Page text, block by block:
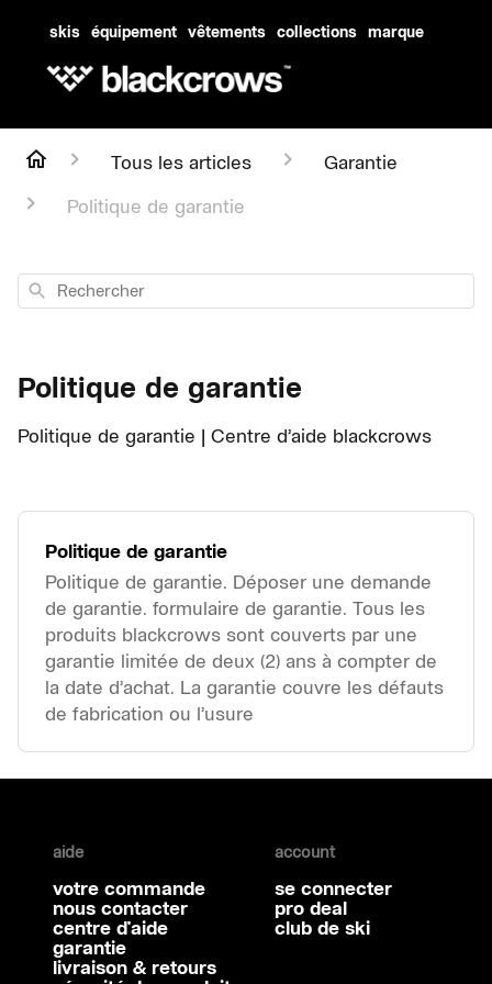
skis équipement vêtements collections marque
Tous les articles Garantie
Politique de garantie
Rechercher
Politique de garantie
Politique de garantie | Centre d’aide blackcrows
Politique de garantie
Politique de garantie. Déposer une demande
de garantie. formulaire de garantie. Tous les
produits blackcrows sont couverts par une
garantie limitée de deux (2) ans à compter de
la date d’achat. La garantie couvre les défauts
de fabrication ou l’usure
aide
votre commande
nous contacter
centre d'aide
garantie
livraison & retours
account
se connecter
pro deal
club de ski